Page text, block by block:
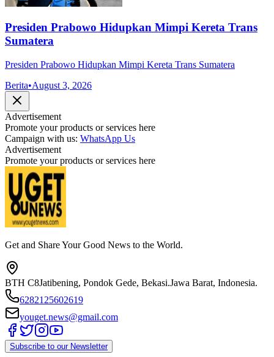
Presiden Prabowo Hidupkan Mimpi Kereta Trans
Sumatera
Presiden Prabowo Hidupkan Mimpi Kereta Trans Sumatera
Berita•August 3, 2026
Advertisement
Promote your products or services here
Campaign with us: WhatsApp Us
Advertisement
Promote your products or services here
Get and Share Your Good News to the World.
BTH C8Jatibening, Pondok Gede, Bekasi.Jawa Barat, Indonesia.
6282125602619
youget.news@gmail.com
Subscribe to our Newsletter